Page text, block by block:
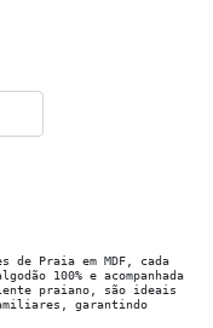
de Praia em MDF, cada
100% e acompanhada
praiano, são ideais
garantindo